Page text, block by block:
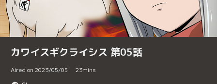
カワイスギクライシス 第05話
Aired on 2023/05/05 23mins